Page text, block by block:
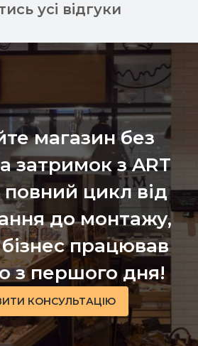
усі відгуки
магазин без
затримок з ART
цикл від
до монтажу,
працював
з першого дня!
КОНСУЛЬТАЦІЮ